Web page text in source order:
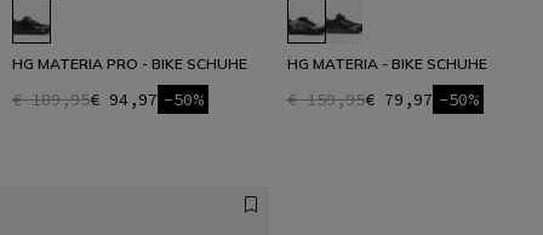
HG MATERIA PRO - BIKE SCHUHE
€ 189,95€ 94,97 -50%
HG MATERIA - BIKE SCHUHE
€ 159,95€ 79,97 -50%